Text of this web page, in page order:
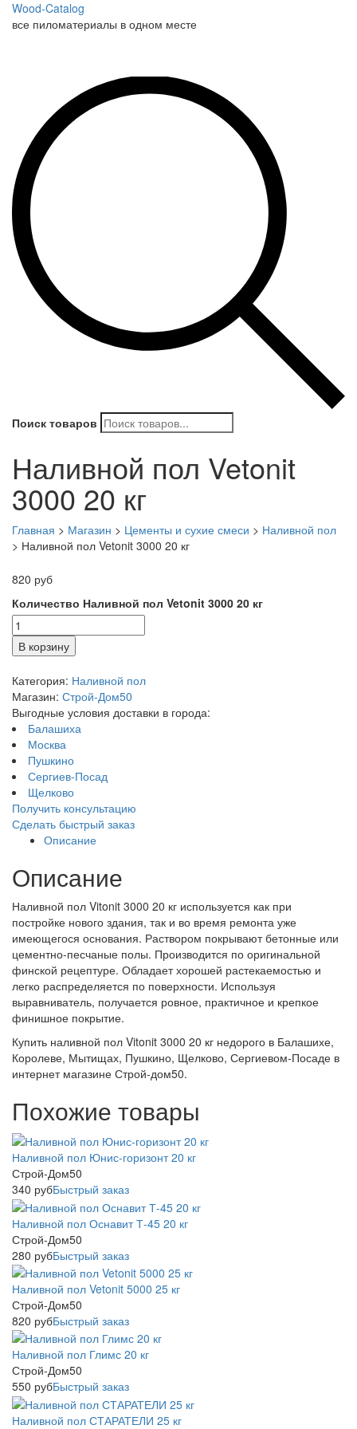
Wood-Catalog
все пиломатериалы в одном месте
Поиск товаров
Наливной пол Vetonit
3000 20 кг
Главная > Магазин > Цементы и сухие смеси > Наливной пол
> Наливной пол Vetonit 3000 20 кг
820 руб
Количество Наливной пол Vetonit 3000 20 кг
В корзину
Категория: Наливной пол
Магазин: Строй-Дом50
Выгодные условия доставки в города:
Балашиха
Москва
Пушкино
Сергиев-Посад
Щелково
Получить консультацию
Сделать быстрый заказ
Описание
Описание
Наливной пол Vitonit 3000 20 кг используется как при
постройке нового здания, так и во время ремонта уже
имеющегося основания. Раствором покрывают бетонные или
цементно-песчаные полы. Производится по оригинальной
финской рецептуре. Обладает хорошей растекаемостью и
легко распределяется по поверхности. Используя
выравниватель, получается ровное, практичное и крепкое
финишное покрытие.
Купить наливной пол Vitonit 3000 20 кг недорого в Балашихе,
Королеве, Мытищах, Пушкино, Щелково, Сергиевом-Посаде в
интернет магазине Строй-дом50.
Похожие товары
Наливной пол Юнис-горизонт 20 кг
Строй-Дом50
340 рубБыстрый заказ
Наливной пол Оснавит Т-45 20 кг
Строй-Дом50
280 рубБыстрый заказ
Наливной пол Vetonit 5000 25 кг
Строй-Дом50
820 рубБыстрый заказ
Наливной пол Глимс 20 кг
Строй-Дом50
550 рубБыстрый заказ
Наливной пол СТАРАТЕЛИ 25 кг